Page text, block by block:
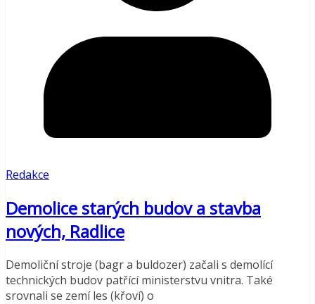
Redakce
Demolice starých budov a stavba
nových, Radlice
Demoliční stroje (bagr a buldozer) začali s demolící
technických budov patřící ministerstvu vnitra. Také
srovnali se zemí les (křoví) o